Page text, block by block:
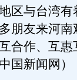
区与台湾
朋友来河
合作、互
国新闻网）